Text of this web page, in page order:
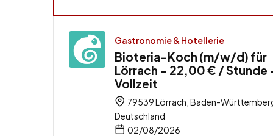
Gastronomie & Hotellerie
Bioteria-Koch (m/w/d) für
Lörrach – 22,00 € / Stunde
Vollzeit
79539 Lörrach, Baden-
Deutschland
02/08/2026